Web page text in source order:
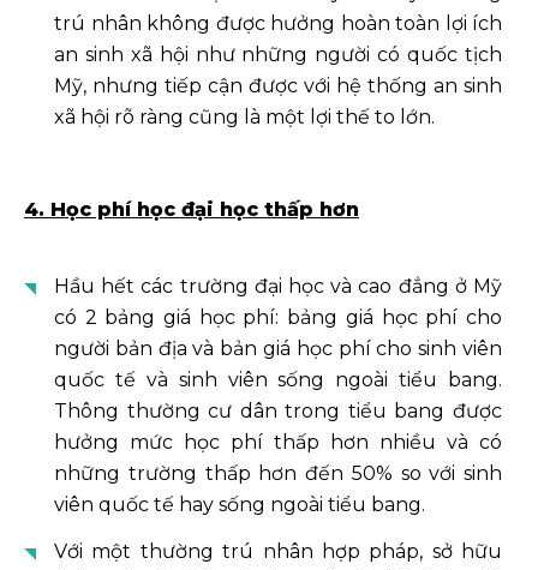
trú nhân không được hưởng hoàn toàn lợi ích
an sinh xã hội như những người có quốc tịch
Mỹ, nhưng tiếp cận được với hệ thống an sinh
xã hội rõ ràng cũng là một lợi thế to lớn.
4. Học phí học đại học thấp hơn
Hầu hết các trường đại học và cao đẳng ở Mỹ
có 2 bảng giá học phí: bảng giá học phí cho
người bản địa và bản giá học phí cho sinh viên
quốc tế và sinh viên sống ngoài tiểu bang.
Thông thường cư dân trong tiểu bang được
hưởng mức học phí thấp hơn nhiều và có
những trường thấp hơn đến 50% so với sinh
viên quốc tế hay sống ngoài tiểu bang.
Với một thường trú nhân hợp pháp, sở hữu